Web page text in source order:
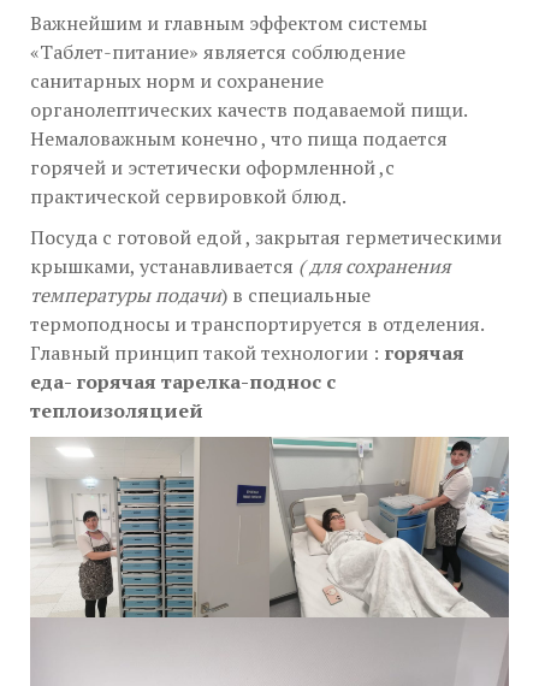
Важнейшим и главным эффектом системы
«Таблет-питание» является соблюдение
санитарных норм и сохранение
органолептических качеств подаваемой пищи.
Немаловажным конечно , что пища подается
горячей и эстетически оформленной ,с
практической сервировкой блюд.
Посуда с готовой едой , закрытая герметическими
крышками, устанавливается ( для сохранения
температуры подачи) в специальные
термоподносы и транспортируется в отделения.
Главный принцип такой технологии : горячая
еда- горячая тарелка-поднос с
теплоизоляцией